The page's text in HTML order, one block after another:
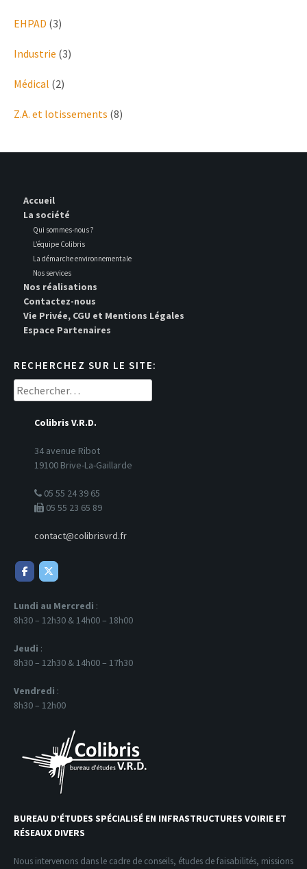
EHPAD (3)
Industrie (3)
Médical (2)
Z.A. et lotissements (8)
Accueil
La société
Qui sommes-nous ?
L’équipe Colibris
La démarche environnementale
Nos services
Nos réalisations
Contactez-nous
Vie Privée, CGU et Mentions Légales
Espace Partenaires
RECHERCHEZ SUR LE SITE:
Rechercher :
Colibris V.R.D.
34 avenue Ribot
19100 Brive-La-Gaillarde
05 55 24 39 65
05 55 23 65 89
contact@colibrisvrd.fr
Lundi au Mercredi :
8h30 – 12h30 & 14h00 – 18h00
Jeudi :
8h30 – 12h30 & 14h00 – 17h30
Vendredi :
8h30 – 12h00
BUREAU D’ÉTUDES SPÉCIALISÉ EN INFRASTRUCTURES VOIRIE ET
RÉSEAUX DIVERS
Nous intervenons dans le cadre de conseils, études de faisabilités, missions